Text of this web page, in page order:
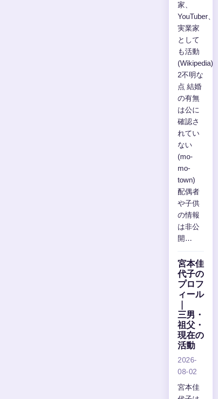
家、
YouTuber、
実業家
として
も活動
(Wikipedia)
2不明な
点 結婚
の有無
は公に
確認さ
れてい
ない
(mo-
mo-
town)
配偶者
や子供
の情報
は非公
開…
宮本佳
代子の
プロフ
ィール
｜
三男・
祖父・
現在の
活動
2026-
08-02
宮本佳